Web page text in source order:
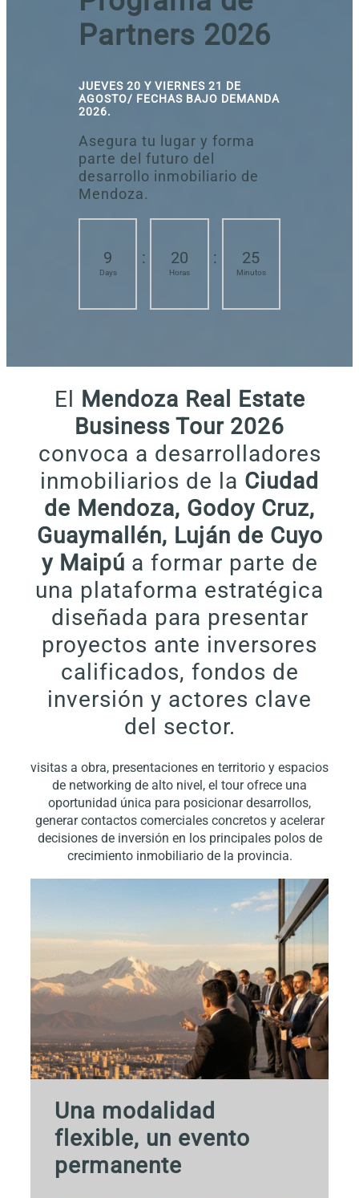
Partners 2026
JUEVES 20 Y VIERNES 21 DE
AGOSTO/ FECHAS BAJO DEMANDA
2026.
Asegura tu lugar y forma
parte del futuro del
desarrollo inmobiliario de
Mendoza.
9
Days
: 20
Horas
: 25
Minutos
El Mendoza Real Estate
Business Tour 2026
convoca a desarrolladores
inmobiliarios de la Ciudad
de Mendoza, Godoy Cruz,
Guaymallén, Luján de Cuyo
y Maipú a formar parte de
una plataforma estratégica
diseñada para presentar
proyectos ante inversores
calificados, fondos de
inversión y actores clave
del sector.
visitas a obra, presentaciones en territorio y espacios
de networking de alto nivel, el tour ofrece una
oportunidad única para posicionar desarrollos,
generar contactos comerciales concretos y acelerar
decisiones de inversión en los principales polos de
crecimiento inmobiliario de la provincia.
Una modalidad
flexible, un evento
permanente